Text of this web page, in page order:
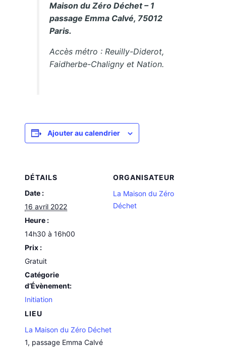
Maison du Zéro Déchet – 1
passage Emma Calvé, 75012
Paris.
Accès métro : Reuilly-Diderot,
Faidherbe-Chaligny et Nation.
Ajouter au calendrier
DÉTAILS
Date :
16 avril 2022
Heure :
14h30 à 16h00
Prix :
Gratuit
Catégorie
d’Évènement:
Initiation
LIEU
La Maison du Zéro Déchet
1, passage Emma Calvé
ORGANISATEUR
La Maison du Zéro
Déchet